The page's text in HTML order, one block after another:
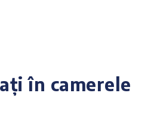
în camerele